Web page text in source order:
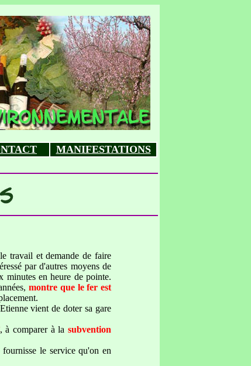
MANIFESTATIONS
travail et demande de faire
par d'autres moyens de
minutes en heure de pointe.
montre que le fer est
vient de doter sa gare
, à comparer à lasubvention
le service qu'on en